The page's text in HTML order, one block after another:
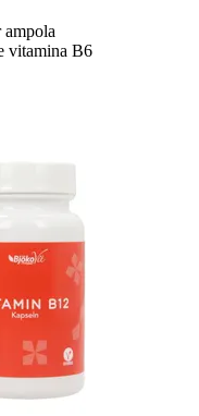
vitamina B6